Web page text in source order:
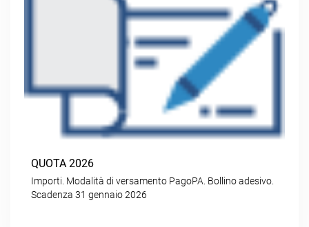
QUOTA 2026
Importi. Modalità di versamento PagoPA. Bollino adesivo.
Scadenza 31 gennaio 2026